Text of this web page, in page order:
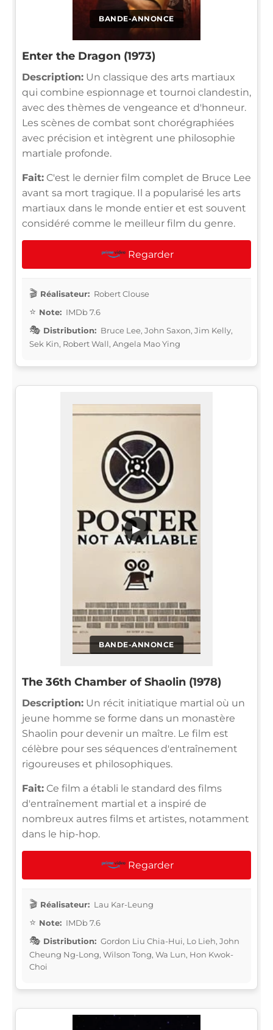
BANDE-ANNONCE
Enter the Dragon (1973)
Description: Un classique des arts martiaux
qui combine espionnage et tournoi clandestin,
avec des thèmes de vengeance et d'honneur.
Les scènes de combat sont chorégraphiées
avec précision et intègrent une philosophie
martiale profonde.
Fait: C'est le dernier film complet de Bruce Lee
avant sa mort tragique. Il a popularisé les arts
martiaux dans le monde entier et est souvent
considéré comme le meilleur film du genre.
Regarder
Réalisateur: Robert Clouse
Note: IMDb 7.6
Distribution: Bruce Lee, John Saxon, Jim Kelly,
Sek Kin, Robert Wall, Angela Mao Ying
BANDE-ANNONCE
▶
The 36th Chamber of Shaolin (1978)
Description: Un récit initiatique martial où un
jeune homme se forme dans un monastère
Shaolin pour devenir un maître. Le film est
célèbre pour ses séquences d'entraînement
rigoureuses et philosophiques.
Fait: Ce film a établi le standard des films
d'entraînement martial et a inspiré de
nombreux autres films et artistes, notamment
dans le hip-hop.
Regarder
Réalisateur: Lau Kar-Leung
Note: IMDb 7.6
Distribution: Gordon Liu Chia-Hui, Lo Lieh, John
Cheung Ng-Long, Wilson Tong, Wa Lun, Hon Kwok-
Choi